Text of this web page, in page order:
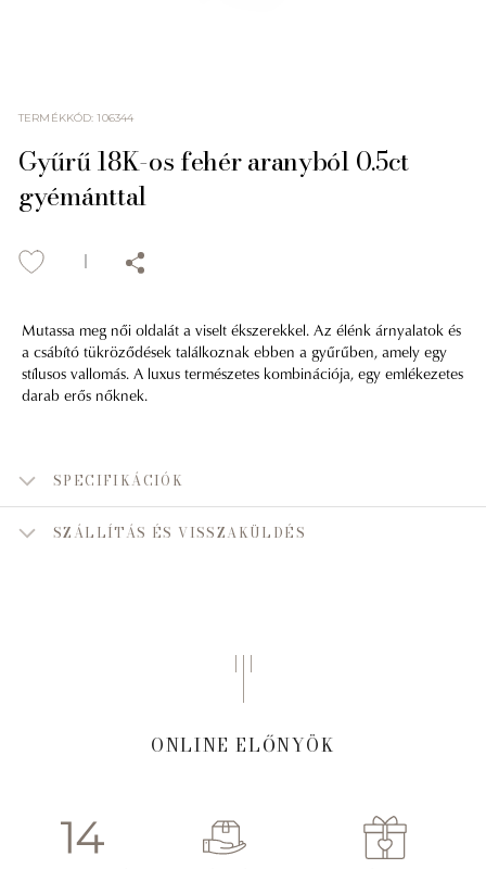
TERMÉKKÓD:106344
Gyűrű 18K-os fehér aranyból 0.5ct
gyémánttal
Mutassa meg női oldalát a viselt ékszerekkel. Az élénk árnyalatok és
a csábító tükröződések találkoznak ebben a gyűrűben, amely egy
stílusos vallomás. A luxus természetes kombinációja, egy emlékezetes
darab erős nőknek.
SPECIFIKÁCIÓK
SZÁLLÍTÁS ÉS VISSZAKÜLDÉS
ONLINE ELŐNYÖK